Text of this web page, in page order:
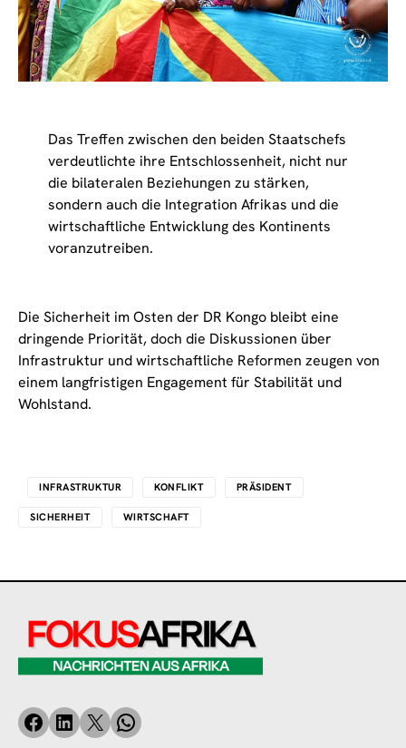
Das Treffen zwischen den beiden Staatschefs
verdeutlichte ihre Entschlossenheit, nicht nur
die bilateralen Beziehungen zu stärken,
sondern auch die Integration Afrikas und die
wirtschaftliche Entwicklung des Kontinents
voranzutreiben.
Die Sicherheit im Osten der DR Kongo bleibt eine
dringende Priorität, doch die Diskussionen über
Infrastruktur und wirtschaftliche Reformen zeugen von
einem langfristigen Engagement für Stabilität und
Wohlstand.
INFRASTRUKTUR KONFLIKT PRÄSIDENT
SICHERHEIT WIRTSCHAFT